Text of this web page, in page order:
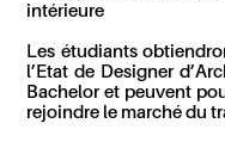
intérieure
Les étudiants
l’Etat de Designer
Bachelor et peuvent
rejoindre le marché du